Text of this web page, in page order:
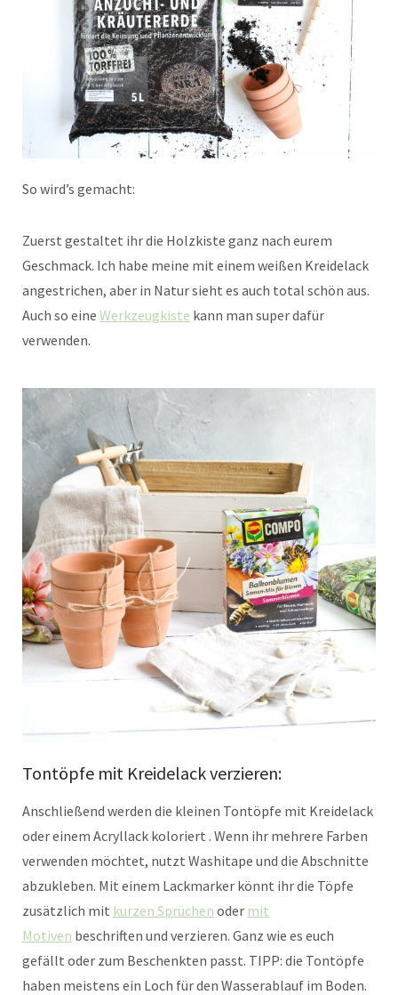
So wird’s gemacht:
Zuerst gestaltet ihr die Holzkiste ganz nach eurem
Geschmack. Ich habe meine mit einem weißen Kreidelack
angestrichen, aber in Natur sieht es auch total schön aus.
Auch so eine Werkzeugkiste kann man super dafür
verwenden.
Tontöpfe mit Kreidelack verzieren:
Anschließend werden die kleinen Tontöpfe mit Kreidelack
oder einem Acryllack koloriert . Wenn ihr mehrere Farben
verwenden möchtet, nutzt Washitape und die Abschnitte
abzukleben. Mit einem Lackmarker könnt ihr die Töpfe
zusätzlich mit kurzen Sprüchen oder mit
Motiven beschriften und verzieren. Ganz wie es euch
gefällt oder zum Beschenkten passt. TIPP: die Tontöpfe
haben meistens ein Loch für den Wasserablauf im Boden.